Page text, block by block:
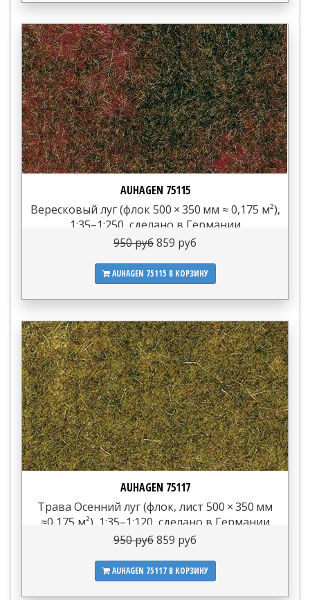
AUHAGEN 75115
Вересковый луг (флок 500 × 350 мм ≈ 0,175 м²),
1:35–1:250, сделано в Германии
950 руб859 руб
AUHAGEN 75115 В КОРЗИНУ
AUHAGEN 75117
Трава Осенний луг (флок, лист 500 × 350 мм
≈0,175 м²), 1:35–1:120, сделано в Германии
950 руб859 руб
AUHAGEN 75117 В КОРЗИНУ